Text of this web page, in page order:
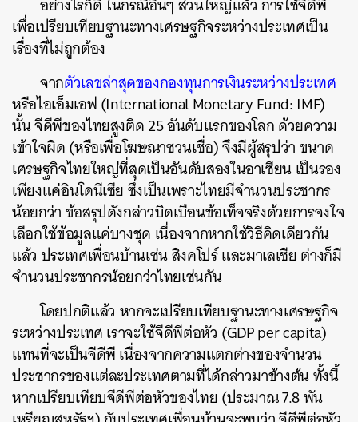
เพื่อเปรียบเทียบฐานะทางเศรษฐกิจระหว่างประเทศเป็น
เรื่องที่ไม่ถูกต้อง
จากตัวเลขล่าสุดของกองทุนการเงินระหว่างประเทศ
หรือไอเอ็มเอฟ (International Monetary Fund: IMF)
นั้น จีดีพีของไทยสูงติด 25 อันดับแรกของโลก ด้วยความ
เข้าใจผิด (หรือเพื่อโฆษณาชวนเชื่อ) จึงมีผู้สรุปว่า ขนาด
เศรษฐกิจไทยใหญ่ที่สุดเป็นอันดับสองในอาเซียน เป็นรอง
เพียงแค่อินโดนีเซีย ซึ่งเป็นเพราะไทยมีจำนวนประชากร
น้อยกว่า ข้อสรุปดังกล่าวบิดเบือนข้อเท็จจริงด้วยการจงใจ
เลือกใช้ข้อมูลแค่บางชุด เนื่องจากหากใช้วิธีคิดเดียวกัน
แล้ว ประเทศเพื่อนบ้านเช่น สิงคโปร์ และมาเลเซีย ต่างก็มี
จำนวนประชากรน้อยกว่าไทยเช่นกัน
โดยปกติแล้ว หากจะเปรียบเทียบฐานะทางเศรษฐกิจ
ระหว่างประเทศ เราจะใช้จีดีพีต่อหัว (GDP per capita)
แทนที่จะเป็นจีดีพี เนื่องจากความแตกต่างของจำนวน
ประชากรของแต่ละประเทศตามที่ได้กล่าวมาข้างต้น ทั้งนี้
หากเปรียบเทียบจีดีพีต่อหัวของไทย (ประมาณ 7.8 พัน